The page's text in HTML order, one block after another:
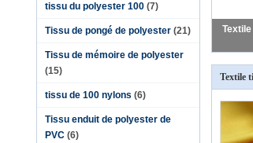
tissu du polyester 100 (7)
Tissu de pongé de polyester (21)
Tissu de mémoire de polyester
(15)
tissu de 100 nylons (6)
Tissu enduit de polyester de
PVC (6)
Poly
Textile